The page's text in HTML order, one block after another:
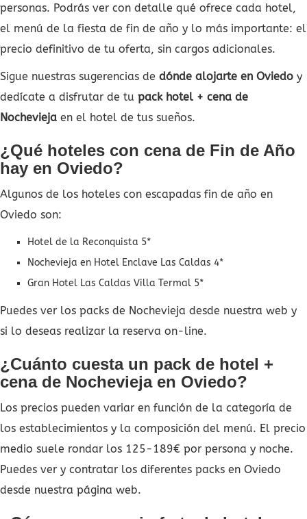
personas. Podrás ver con detalle qué ofrece cada hotel,
el menú de la fiesta de fin de año y lo más importante: el
precio definitivo de tu oferta, sin cargos adicionales.
Sigue nuestras sugerencias de dónde alojarte en Oviedo y
dedícate a disfrutar de tu pack hotel + cena de
Nochevieja en el hotel de tus sueños.
¿Qué hoteles con cena de Fin de Año
hay en Oviedo?
Algunos de los hoteles con escapadas fin de año en
Oviedo son:
Hotel de la Reconquista 5*
Nochevieja en Hotel Enclave Las Caldas 4*
Gran Hotel Las Caldas Villa Termal 5*
Puedes ver los packs de Nochevieja desde nuestra web y
si lo deseas realizar la reserva on-line.
¿Cuánto cuesta un pack de hotel +
cena de Nochevieja en Oviedo?
Los precios pueden variar en función de la categoría de
los establecimientos y la composición del menú. El precio
medio suele rondar los 125-189€ por persona y noche.
Puedes ver y contratar los diferentes packs en Oviedo
desde nuestra página web.